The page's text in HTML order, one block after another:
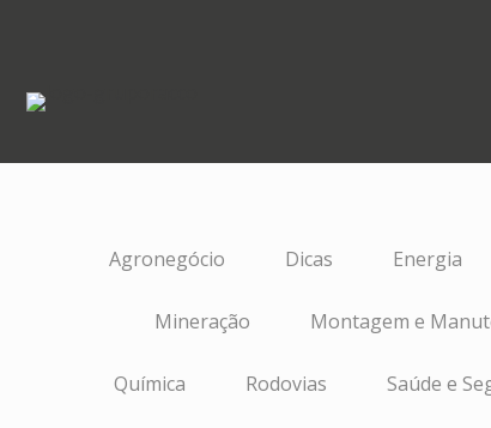
Agronegócio Dicas Energia
Mineração Montagem e
Química Rodovias Saúde e